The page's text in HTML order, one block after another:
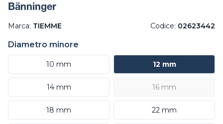
Bänninger
Marca: TIEMME Codice: 02623442
Diametro minore
10 mm 12 mm
14 mm 16 mm
18 mm 22 mm